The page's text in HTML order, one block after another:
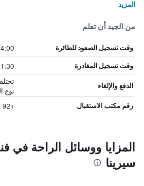
المزيد
من الجيد أن تعلم
وقت تسجيل الصعود للطائرة
وقت تسجيل المغادرة
الدفع والإلغاء
نوع
رقم مكتب الاستقبال +92 512 005 000
المزايا ووسائل الراحة في
سيرينا